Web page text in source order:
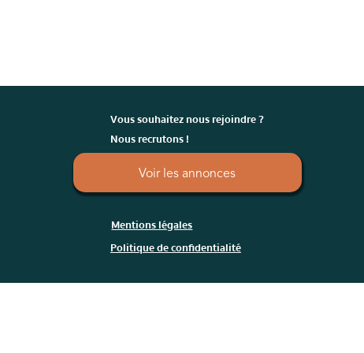
Vous souhaitez nous rejoindre ?
Nous recrutons !
Voir les annonces
Mentions légales
Politique de confidentialité